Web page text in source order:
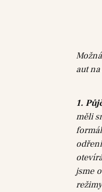
aut
1.
měli
jsme